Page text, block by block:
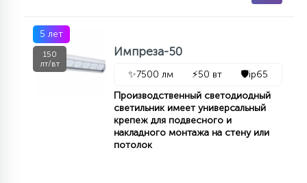
5 лет
150
лт/вт
Импреза-50
✨7500 лм ⚡50 вт 🛡️ip65
Производственный светодиодный
светильник имеет универсальный
крепеж для подвесного и
накладного монтажа на стену или
потолок